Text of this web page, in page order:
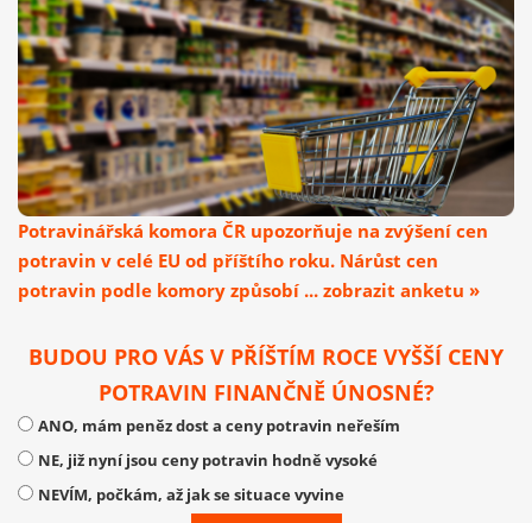
Potravinářská komora ČR upozorňuje na zvýšení cen
potravin v celé EU od příštího roku. Nárůst cen
potravin podle komory způsobí ... zobrazit anketu »
BUDOU PRO VÁS V PŘÍŠTÍM ROCE VYŠŠÍ CENY
POTRAVIN FINANČNĚ ÚNOSNÉ?
ANO, mám peněz dost a ceny potravin neřeším
NE, již nyní jsou ceny potravin hodně vysoké
NEVÍM, počkám, až jak se situace vyvine